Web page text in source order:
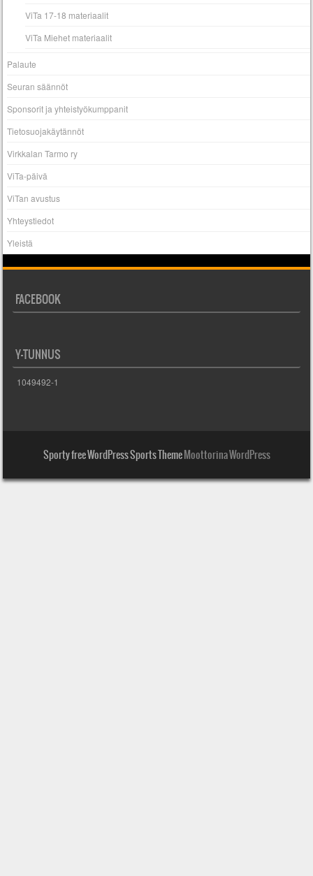
ViTa 17-18 materiaalit
ViTa Miehet materiaalit
Palaute
Seuran säännöt
Sponsorit ja yhteistyökumppanit
Tietosuojakäytännöt
Virkkalan Tarmo ry
ViTa-päivä
ViTan avustus
Yhteystiedot
Yleistä
FACEBOOK
Y-TUNNUS
1049492-1
Sporty free WordPress Sports ThemeMoottorina WordPress